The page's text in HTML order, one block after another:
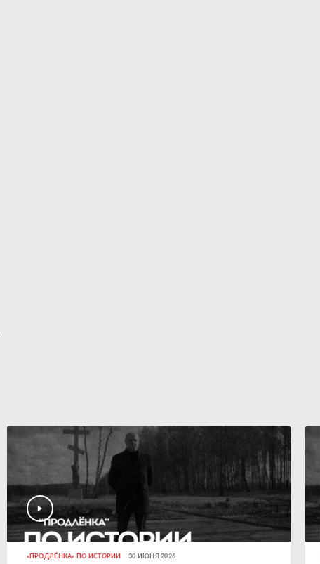
«ПРОДЛЁНКА» ПО ИСТОРИИ 30 ИЮНЯ 2026